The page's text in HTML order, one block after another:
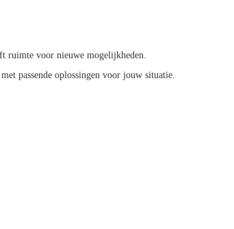
ruimte voor nieuwe mogelijkheden.
passende oplossingen voor jouw situatie.